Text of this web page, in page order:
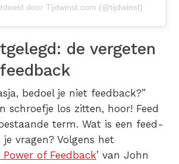
door Tijdwinst.com (@tijdwinst)
de vergeten
bedoel je niet feedback?”
schroefje los zitten, hoor! Feed
term. Wat is een feed-
vragen? Volgens het
Power of Feedback’ van John